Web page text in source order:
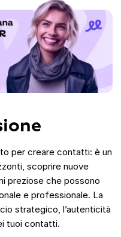
per creare contatti: è un
scoprire nuove
preziose che possono
e professionale. La
strategico, l’autenticità
tuoi contatti.